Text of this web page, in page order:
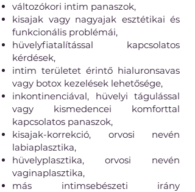
változókori intim panaszok,
kisajak vagy nagyajak esztétikai és
funkcionális problémái,
hüvelyfiatalítással kapcsolatos
kérdések,
intim területet érintő hialuronsavas
vagy botox kezelések lehetősége,
inkontinenciával, hüvelyi tágulással
vagy kismedencei komforttal
kapcsolatos panaszok,
kisajak-korrekció, orvosi nevén
labiaplasztika,
hüvelyplasztika, orvosi nevén
vaginaplasztika,
más intimsebészeti irány